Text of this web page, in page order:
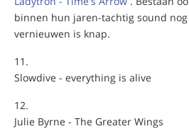
binnen hun jaren-tachtig sound
vernieuwen is knap.
Slowdive - everything is alive
Julie Byrne - The Greater Wings